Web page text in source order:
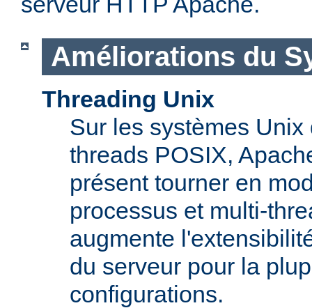
Améliorations du
Threading Unix
Sur les systèmes
threads POSIX,
présent tourner en
processus et multi-
augmente
du serveur pour la
configurations.